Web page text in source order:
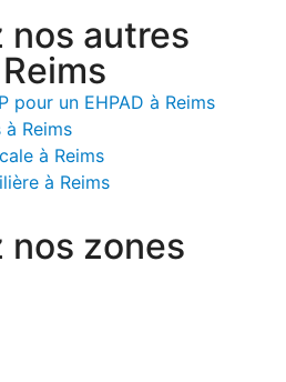
nos autres
pour un EHPAD à Reims
à Reims
à Reims
à Reims
nos zones